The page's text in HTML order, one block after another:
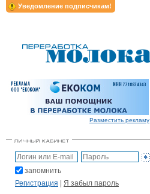
Уведомление подписчикам!
Разместить рекламу
запомнить
Регистрация | Я забыл пароль